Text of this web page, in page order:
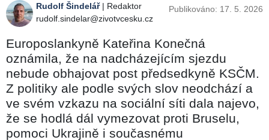
Rudolf Šindelář| Redaktor
rudolf.sindelar@zivotvcesku.cz
Publikováno: 17. 5. 2026
Europoslankyně Kateřina Konečná
oznámila, že na nadcházejícím sjezdu
nebude obhajovat post předsedkyně KSČM.
Z politiky ale podle svých slov neodchází a
ve svém vzkazu na sociální síti dala najevo,
že se hodlá dál vymezovat proti Bruselu,
pomoci Ukrajině i současnému